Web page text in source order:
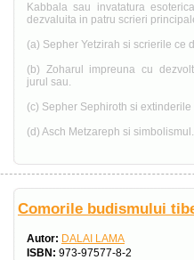
Kabbala sau invatatura
dezvaluita in patru scrieri
(a) Sepher Yetzirah si scrierile ce
(b) Zoharul impreuna cu
jurul sau.
(c) Sepher Sephiroth si extinderile
(d) Asch Metzareph si
Comorile budismului
Autor: DALAI LAMA
ISBN: 973-97577-8-2